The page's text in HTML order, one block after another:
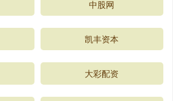
中股网
凯丰资本
大彩配资